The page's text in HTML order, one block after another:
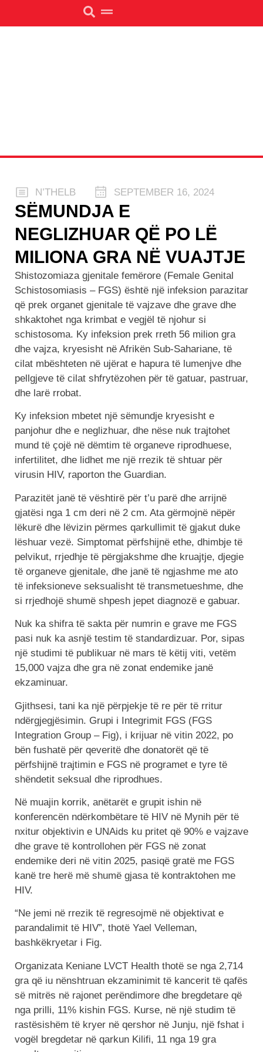
N’THELB SEPTEMBER 16, 2024
SËMUNDJA E
NEGLIZHUAR QË PO LË
MILIONA GRA NË VUAJTJE
Shistozomiaza gjenitale femërore (Female Genital
Schistosomiasis – FGS) është një infeksion parazitar
që prek organet gjenitale të vajzave dhe grave dhe
shkaktohet nga krimbat e vegjël të njohur si
schistosoma. Ky infeksion prek rreth 56 milion gra
dhe vajza, kryesisht në Afrikën Sub-Sahariane, të
cilat mbështeten në ujërat e hapura të lumenjve dhe
pellgjeve të cilat shfrytëzohen për të gatuar, pastruar,
dhe larë rrobat.
Ky infeksion mbetet një sëmundje kryesisht e
panjohur dhe e neglizhuar, dhe nëse nuk trajtohet
mund të çojë në dëmtim të organeve riprodhuese,
infertilitet, dhe lidhet me një rrezik të shtuar për
virusin HIV, raporton the Guardian.
Parazitët janë të vështirë për t’u parë dhe arrijnë
gjatësi nga 1 cm deri në 2 cm. Ata gërmojnë nëpër
lëkurë dhe lëvizin përmes qarkullimit të gjakut duke
lëshuar vezë. Simptomat përfshijnë ethe, dhimbje të
pelvikut, rrjedhje të përgjakshme dhe kruajtje, djegie
të organeve gjenitale, dhe janë të ngjashme me ato
të infeksioneve seksualisht të transmetueshme, dhe
si rrjedhojë shumë shpesh jepet diagnozë e gabuar.
Nuk ka shifra të sakta për numrin e grave me FGS
pasi nuk ka asnjë testim të standardizuar. Por, sipas
një studimi të publikuar në mars të këtij viti, vetëm
15,000 vajza dhe gra në zonat endemike janë
ekzaminuar.
Gjithsesi, tani ka një përpjekje të re për të rritur
ndërgjegjësimin. Grupi i Integrimit FGS (FGS
Integration Group – Fig), i krijuar në vitin 2022, po
bën fushatë për qeveritë dhe donatorët që të
përfshijnë trajtimin e FGS në programet e tyre të
shëndetit seksual dhe riprodhues.
Në muajin korrik, anëtarët e grupit ishin në
konferencën ndërkombëtare të HIV në Mynih për të
nxitur objektivin e UNAids ku pritet që 90% e vajzave
dhe grave të kontrollohen për FGS në zonat
endemike deri në vitin 2025, pasiqë gratë me FGS
kanë tre herë më shumë gjasa të kontraktohen me
HIV.
“Ne jemi në rrezik të regresojmë në objektivat e
parandalimit të HIV”, thotë Yael Velleman,
bashkëkryetar i Fig.
Organizata Keniane LVCT Health thotë se nga 2,714
gra që iu nënshtruan ekzaminimit të kancerit të qafës
së mitrës në rajonet perëndimore dhe bregdetare që
nga prilli, 11% kishin FGS. Kurse, në një studim të
rastësishëm të kryer në qershor në Junju, një fshat i
vogël bregdetar në qarkun Kilifi, 11 nga 19 gra